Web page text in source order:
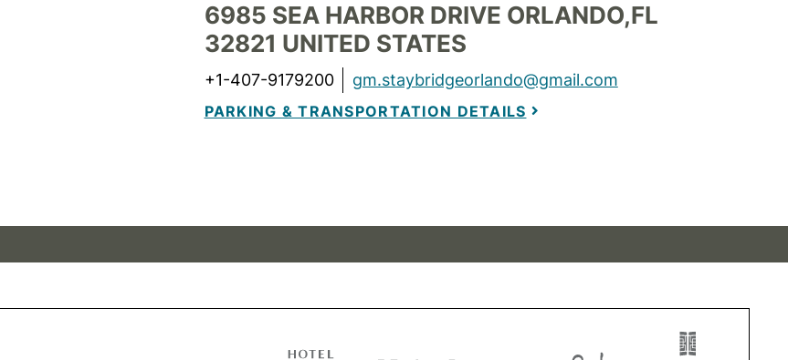
6985 SEA HARBOR DRIVE ORLANDO,FL
32821 UNITED STATES
+1-407-9179200 gm.staybridgeorlando@gmail.com
PARKING & TRANSPORTATION DETAILS